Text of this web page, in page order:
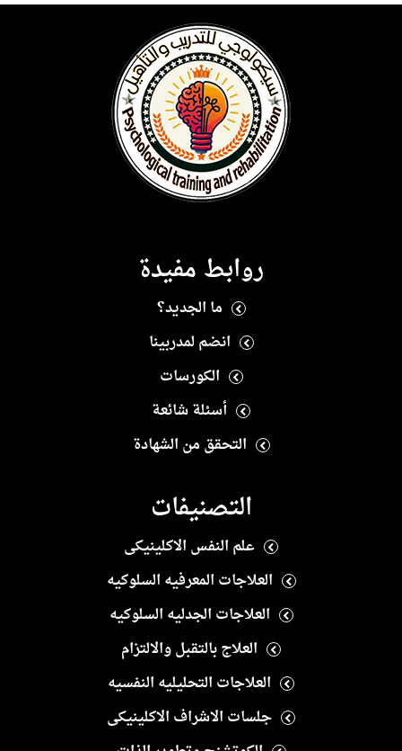
روابط مفيدة
ما الجديد؟
انضم لمدربينا
الكورسات
أسئلة شائعة
التحقق من الشهادة
التصنيفات
علم النفس الاكلينيكى
العلاجات المعرفيه السلوكيه
العلاجات الجدليه السلوكيه
العلاج بالتقبل والالتزام
العلاجات التحليليه النفسيه
جلسات الاشراف الاكلينيكى